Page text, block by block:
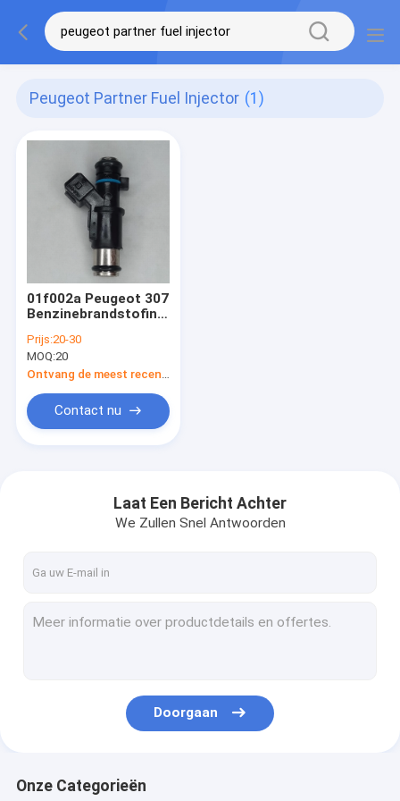
Peugeot Partner Fuel Injector (1)
01f002a Peugeot 307
Benzinebrandstofinjector
1007 Partner 1,4
Prijs:20-30
MOQ:20
Contact nu
Laat Een Bericht Achter
We Zullen Snel Antwoorden
Doorgaan
Onze Categorieën